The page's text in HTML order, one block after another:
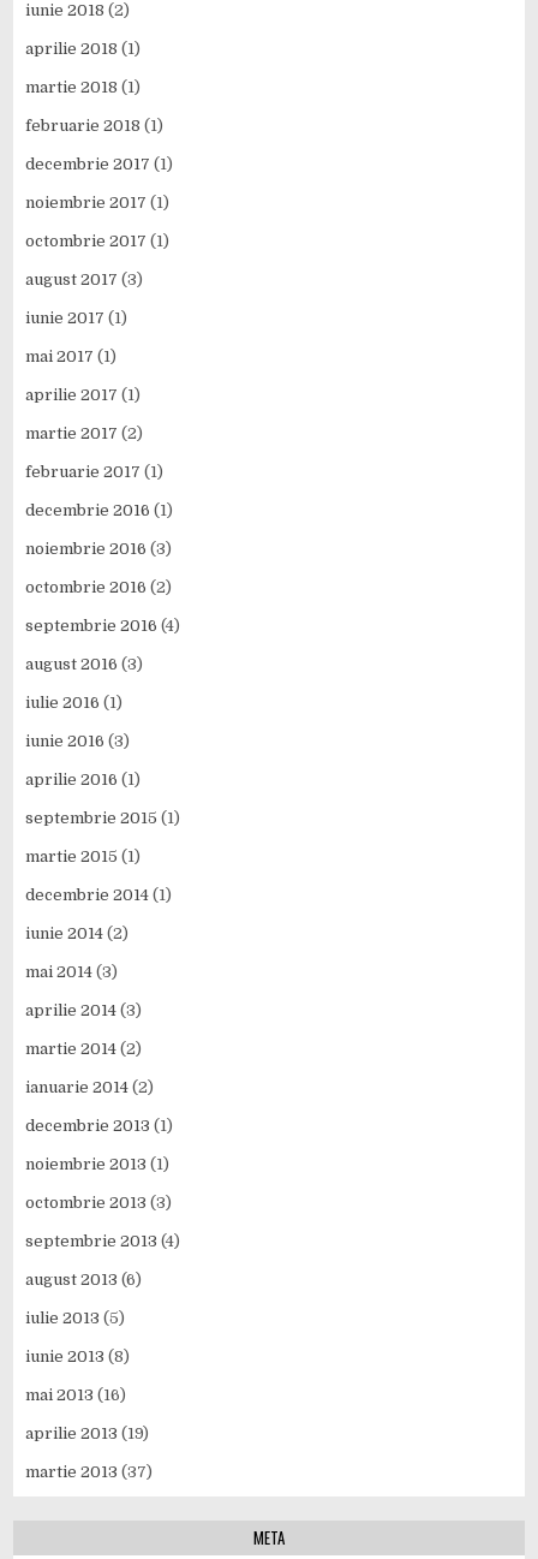
iunie 2018 (2)
aprilie 2018 (1)
martie 2018 (1)
februarie 2018 (1)
decembrie 2017 (1)
noiembrie 2017 (1)
octombrie 2017 (1)
august 2017 (3)
iunie 2017 (1)
mai 2017 (1)
aprilie 2017 (1)
martie 2017 (2)
februarie 2017 (1)
decembrie 2016 (1)
noiembrie 2016 (3)
octombrie 2016 (2)
septembrie 2016 (4)
august 2016 (3)
iulie 2016 (1)
iunie 2016 (3)
aprilie 2016 (1)
septembrie 2015 (1)
martie 2015 (1)
decembrie 2014 (1)
iunie 2014 (2)
mai 2014 (3)
aprilie 2014 (3)
martie 2014 (2)
ianuarie 2014 (2)
decembrie 2013 (1)
noiembrie 2013 (1)
octombrie 2013 (3)
septembrie 2013 (4)
august 2013 (6)
iulie 2013 (5)
iunie 2013 (8)
mai 2013 (16)
aprilie 2013 (19)
martie 2013 (37)
META